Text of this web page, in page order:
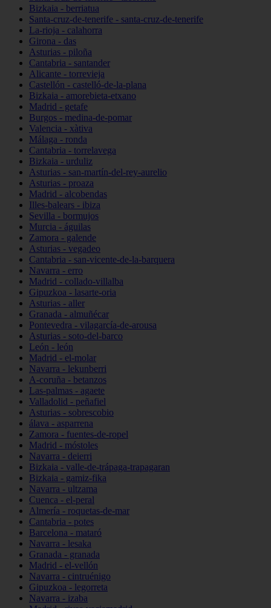
Bizkaia - berriatua
Santa-cruz-de-tenerife - santa-cruz-de-tenerife
La-rioja - calahorra
Girona - das
Asturias - piloña
Cantabria - santander
Alicante - torrevieja
Castellón - castelló-de-la-plana
Bizkaia - amorebieta-etxano
Madrid - getafe
Burgos - medina-de-pomar
Valencia - xàtiva
Málaga - ronda
Cantabria - torrelavega
Bizkaia - urduliz
Asturias - san-martín-del-rey-aurelio
Asturias - proaza
Madrid - alcobendas
Illes-balears - ibiza
Sevilla - bormujos
Murcia - águilas
Zamora - galende
Asturias - vegadeo
Cantabria - san-vicente-de-la-barquera
Navarra - erro
Madrid - collado-villalba
Gipuzkoa - lasarte-oria
Asturias - aller
Granada - almuñécar
Pontevedra - vilagarcía-de-arousa
Asturias - soto-del-barco
León - león
Madrid - el-molar
Navarra - lekunberri
A-coruña - betanzos
Las-palmas - agaete
Valladolid - peñafiel
Asturias - sobrescobio
álava - asparrena
Zamora - fuentes-de-ropel
Madrid - móstoles
Navarra - deierri
Bizkaia - valle-de-trápaga-trapagaran
Bizkaia - gamiz-fika
Navarra - ultzama
Cuenca - el-peral
Almería - roquetas-de-mar
Cantabria - potes
Barcelona - mataró
Navarra - lesaka
Granada - granada
Madrid - el-vellón
Navarra - cintruénigo
Gipuzkoa - legorreta
Navarra - izaba